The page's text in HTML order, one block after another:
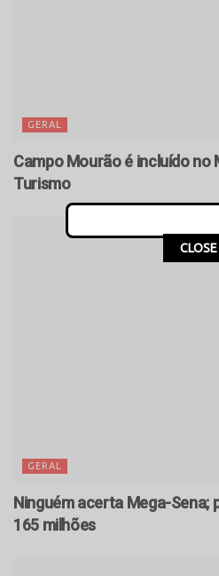
GERAL
Campo Mourão é incluído no
Turismo
GERAL
Ninguém acerta Mega-Sena;
165 milhões
CLOSE